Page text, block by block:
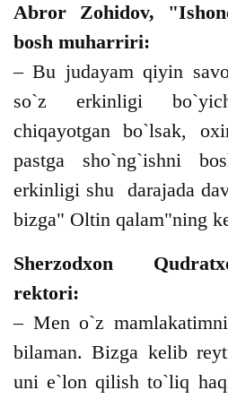
Abror Zohidov,
bosh muharriri:
– Bu judayam qiyin
so`z erkinligi
chiqayotgan bo`lsak,
pastga sho`ng`ishni
erkinligi shu darajada
bizga" Oltin qalam"ning
Sherzodxon
rektori:
– Men o`z
bilaman. Bizga kelib
uni e`lon qilish to`liq